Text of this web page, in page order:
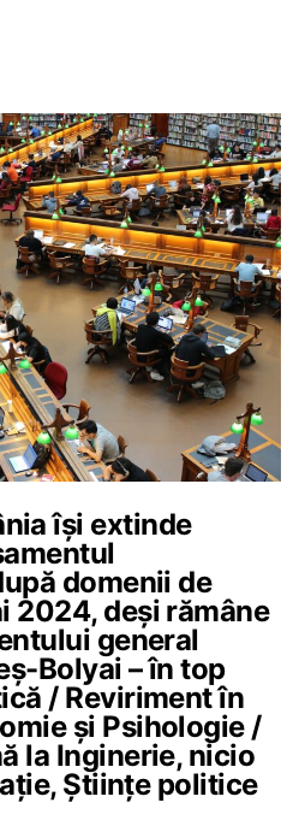
își extinde
domenii de
2024, deși rămâne
general
Bolyai – în top
/ Reviriment în
și Psihologie /
la Inginerie, nicio
Științe politice